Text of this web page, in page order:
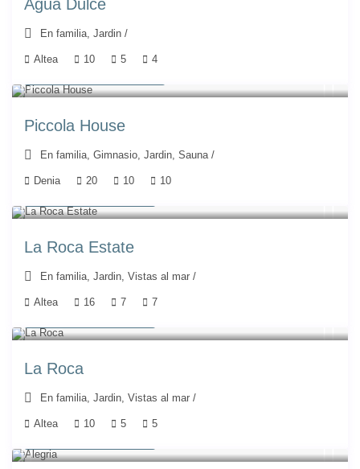
Agua Dulce
En familia,Jardin /
Altea 10 5 4
Piccola House
En familia,Gimnasio,Jardin,Sauna/
Denia 20 10 10
La Roca Estate
En familia,Jardin,Vistas al mar /
Altea 16 7 7
La Roca
En familia,Jardin,Vistas al mar /
Altea 10 5 5